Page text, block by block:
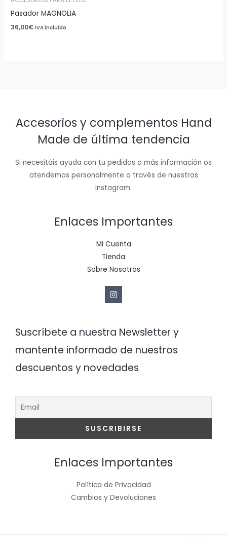
Pasador MAGNOLIA
36,00€ IVA incluido
Accesorios y complementos Hand
Made de última tendencia
Si necesitáis ayuda con tu pedidos o más información os
atendemos personalmente a través de nuestros
Instagram.
Enlaces Importantes
Mi Cuenta
Tienda
Sobre Nosotros
Suscríbete a nuestra Newsletter y
mantente informado de nuestros
descuentos y novedades
Enlaces Importantes
Política de Privacidad
Cambios y Devoluciones